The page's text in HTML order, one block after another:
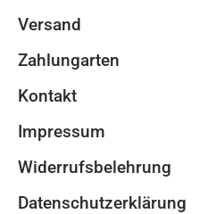
Versand
Zahlungarten
Kontakt
Impressum
Widerrufsbelehrung
Datenschutzerklärung